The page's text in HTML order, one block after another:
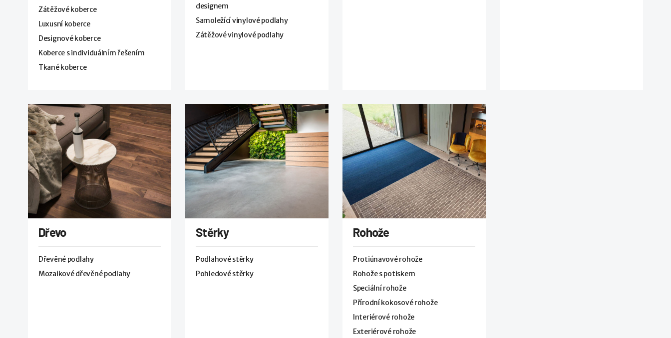
Zátěžové koberce
Luxusní koberce
Designové koberce
Koberce s individuálním řešením
Tkané koberce
designem
Samoležící vinylové podlahy
Zátěžové vinylové podlahy
Dřevo
Dřevěné podlahy
Mozaikové dřevěné podlahy
Stěrky
Podlahové stěrky
Pohledové stěrky
Rohože
Protiúnavové rohože
Rohože s potiskem
Speciální rohože
Přírodní kokosové rohože
Interiérové rohože
Exteriérové rohože